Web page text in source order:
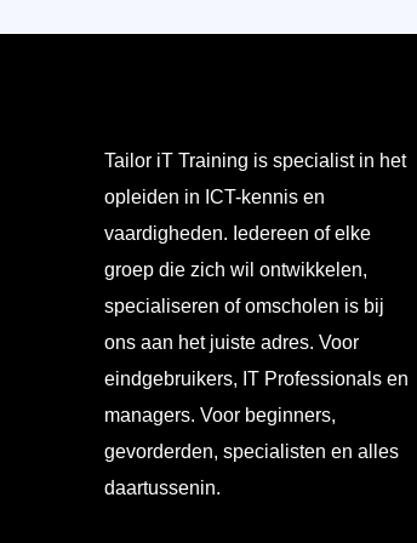
Tailor iT Training is specialist in het
opleiden in ICT-kennis en
vaardigheden. Iedereen of elke
groep die zich wil ontwikkelen,
specialiseren of omscholen is bij
ons aan het juiste adres. Voor
eindgebruikers, IT Professionals en
managers. Voor beginners,
gevorderden, specialisten en alles
daartussenin.